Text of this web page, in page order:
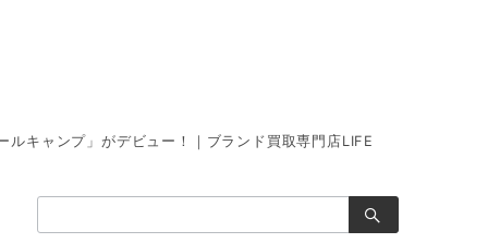
キャンプ」がデビュー！｜ブランド買取専門店LIFE
索：